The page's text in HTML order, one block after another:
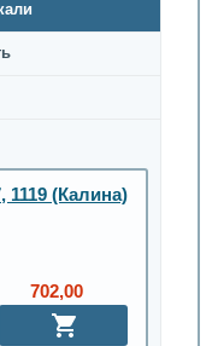
1119 (Калина)
702,00